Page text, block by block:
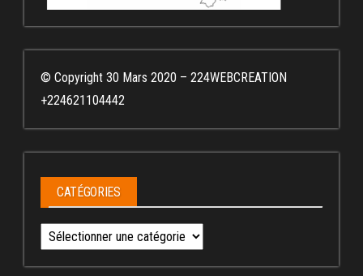
© Copyright 30 Mars 2020 – 224WEBCREATION
+224621104442
CATÉGORIES
Catégories